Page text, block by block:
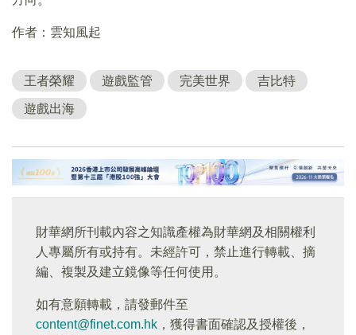
作者：雲知風起
王者榮耀 遊戲監管 完美世界 吉比特
遊戲出海
財華網所刊載內容之知識產權為財華網及相關權利
人專屬所有或持有。未經許可，禁止進行轉載、摘
編、複製及建立鏡像等任何使用。
如有意願轉載，請發郵件至
content@finet.com.hk ，獲得書面確認及授權後，